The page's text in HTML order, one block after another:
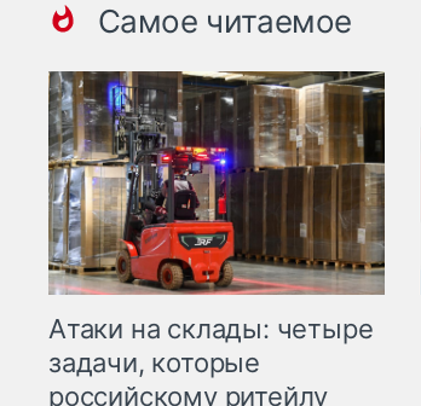
Самое читаемое
Атаки на склады: четыре
задачи, которые
российскому ритейлу